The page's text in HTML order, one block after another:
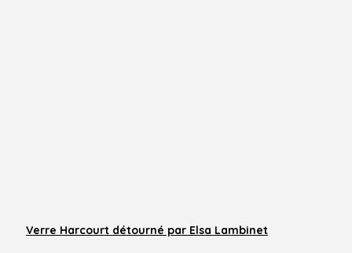
Verre Harcourt détourné par Elsa Lambinet